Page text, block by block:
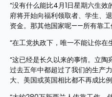
“没有什么能比4月1日星期六生
府将开始向福利领取者、学生、
资金。那其他国家呢——所有靠工
“在工党执政下，唯一不能让你在
“这已经是长久以来的事情。立
过去五年中都超过了我们的生产
大、美国或英国相比都不再成比例